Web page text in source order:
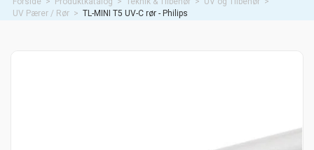
UV Pærer / Rør > TL-MINI T5 UV-C rør - Philips